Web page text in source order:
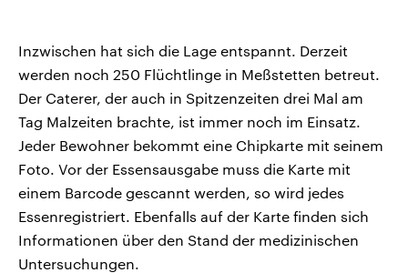
Inzwischen hat sich die Lage entspannt. Derzeit
werden noch 250 Flüchtlinge in Meßstetten betreut.
Der Caterer, der auch in Spitzenzeiten drei Mal am
Tag Malzeiten brachte, ist immer noch im Einsatz.
Jeder Bewohner bekommt eine Chipkarte mit seinem
Foto. Vor der Essensausgabe muss die Karte mit
einem Barcode gescannt werden, so wird jedes
Essenregistriert. Ebenfalls auf der Karte finden sich
Informationen über den Stand der medizinischen
Untersuchungen.